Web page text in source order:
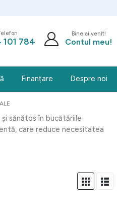
101 784
Bine ai venit!
Contul meu!
Finanțare Despre noi
sănătos în bucătăriile
care reduce necesitatea